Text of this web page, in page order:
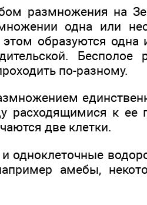
размножения на
одна или
образуются одна
по-разному.
расходящимися к ее
две клетки.
одноклеточные
амебы,